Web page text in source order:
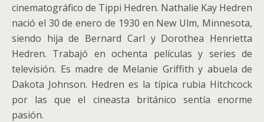
cinematográfico de Tippi Hedren. Nathalie Kay Hedren
nació el 30 de enero de 1930 en New Ulm, Minnesota,
siendo hija de Bernard Carl y Dorothea Henrietta
Hedren. Trabajó en ochenta películas y series de
televisión. Es madre de Melanie Griffith y abuela de
Dakota Johnson. Hedren es la típica rubia Hitchcock
por las que el cineasta británico sentía enorme
pasión.